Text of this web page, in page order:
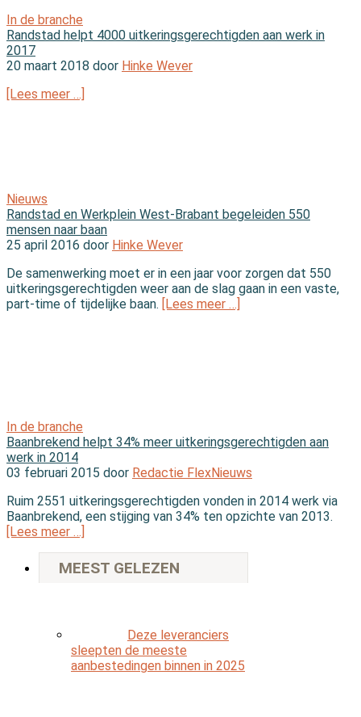
In de branche
Randstad helpt 4000 uitkeringsgerechtigden aan werk in
2017
20 maart 2018 door Hinke Wever
[Lees meer …]
Nieuws
Randstad en Werkplein West-Brabant begeleiden 550
mensen naar baan
25 april 2016 door Hinke Wever
De samenwerking moet er in een jaar voor zorgen dat 550
uitkeringsgerechtigden weer aan de slag gaan in een vaste,
part-time of tijdelijke baan. [Lees meer …]
In de branche
Baanbrekend helpt 34% meer uitkeringsgerechtigden aan
werk in 2014
03 februari 2015 door Redactie FlexNieuws
Ruim 2551 uitkeringsgerechtigden vonden in 2014 werk via
Baanbrekend, een stijging van 34% ten opzichte van 2013.
[Lees meer …]
MEEST GELEZEN
Deze leveranciers
sleepten de meeste
aanbestedingen binnen in 2025